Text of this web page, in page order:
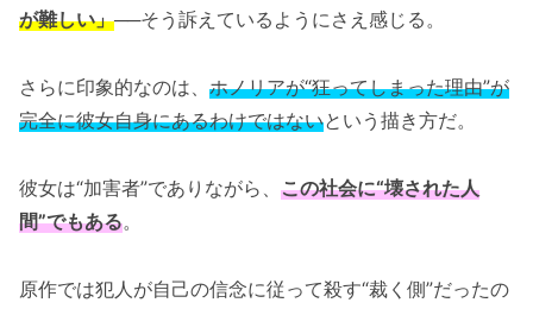
が難しい」──そう訴えているようにさえ感じる。
さらに印象的なのは、 ホノリアが“狂ってしまった理由”が
完全に彼女自身にあるわけではないという描き方だ。
彼女は“加害者”でありながら、 この社会に“壊された人
間”でもある。
原作では犯人が自己の信念に従って殺す“裁く側”だったの